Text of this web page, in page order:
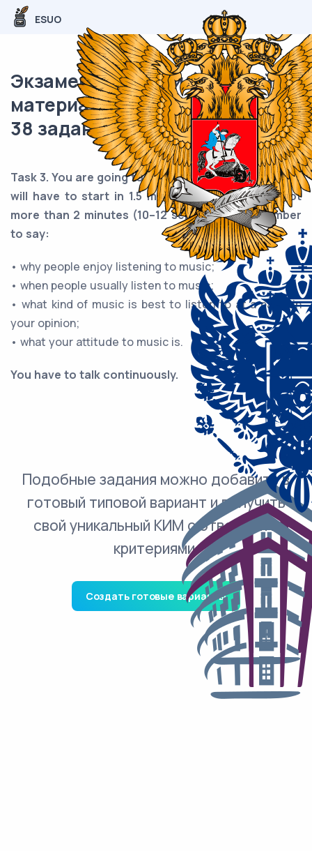
ESUO
Экзаменационный (типовой)
материал ОГЭ / Английский /
38 задание (24) / 37
Task 3. You are going to give a talk about music. You
will have to start in 1.5 minutes and speak for not
more than 2 minutes (10–12 sentences). Remember
to say:
• why people enjoy listening to music;
• when people usually listen to music;
• what kind of music is best to listen to at a party in
your opinion;
• what your attitude to music is.
You have to talk continuously.
Подобные задания можно добавить в
готовый типовой вариант и получить
свой уникальный КИМ с ответами и
критериями.
Создать готовые варианты